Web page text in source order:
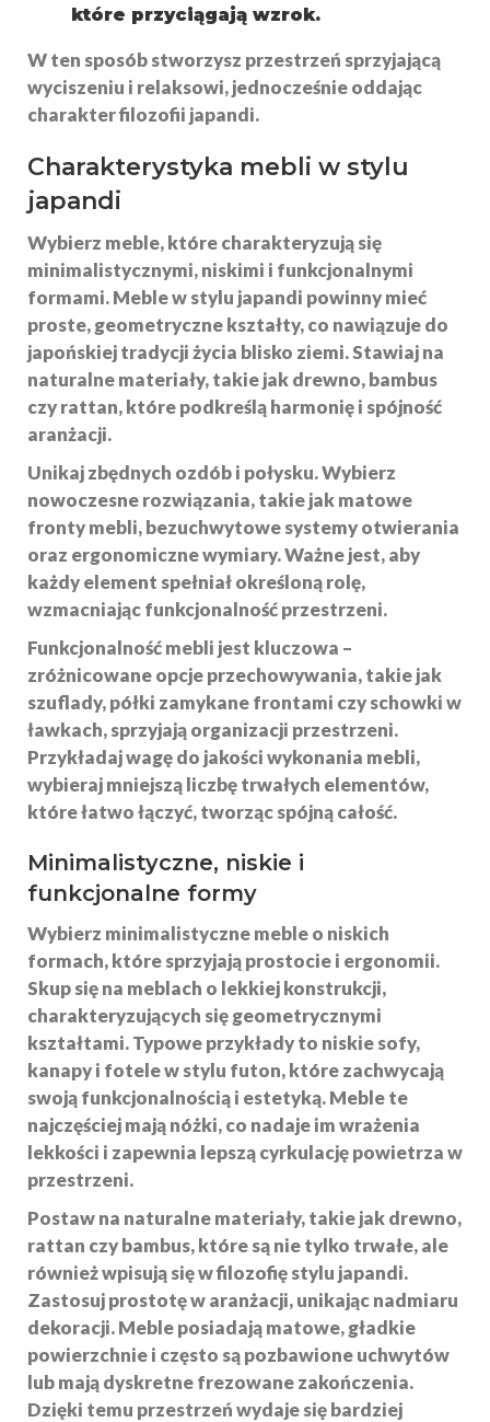
które przyciągają wzrok.
W ten sposób stworzysz przestrzeń sprzyjającą
wyciszeniu i relaksowi, jednocześnie oddając
charakter filozofii japandi.
Charakterystyka mebli w stylu
japandi
Wybierz meble, które charakteryzują się
minimalistycznymi, niskimi i funkcjonalnymi
formami. Meble w stylu japandi powinny mieć
proste, geometryczne kształty, co nawiązuje do
japońskiej tradycji życia blisko ziemi. Stawiaj na
naturalne materiały, takie jakdrewno, bambus
czy rattan, które podkreślą harmonię i spójność
aranżacji.
Unikaj zbędnych ozdób i połysku. Wybierz
nowoczesne rozwiązania, takie jak matowe
fronty mebli, bezuchwytowe systemy otwierania
oraz ergonomiczne wymiary. Ważne jest, aby
każdy element spełniał określoną rolę,
wzmacniając funkcjonalność przestrzeni.
Funkcjonalność mebli jest kluczowa –
zróżnicowane opcje przechowywania, takie jak
szuflady, półki zamykane frontami czy schowki w
ławkach, sprzyjają organizacji przestrzeni.
Przykładaj wagę do jakości wykonania mebli,
wybieraj mniejszą liczbę trwałych elementów,
które łatwo łączyć, tworząc spójną całość.
Minimalistyczne, niskie i
funkcjonalne formy
Wybierz minimalistyczne mebleo niskich
formach, które sprzyjają prostocie i ergonomii.
Skup się na meblach o lekkiej konstrukcji,
charakteryzujących się geometrycznymi
kształtami. Typowe przykłady to niskie sofy,
kanapy i fotele w stylu futon, które zachwycają
swoją funkcjonalnością i estetyką. Meble te
najczęściej mają nóżki, co nadaje im wrażenia
lekkości i zapewnia lepszą cyrkulację powietrza w
przestrzeni.
Postaw na naturalne materiały, takie jak drewno,
rattan czy bambus, które są nie tylko trwałe, ale
również wpisują się w filozofięstylu japandi.
Zastosuj prostotę w aranżacji, unikając nadmiaru
dekoracji. Meble posiadają matowe, gładkie
powierzchnie i często są pozbawione uchwytów
lub mają dyskretne frezowane zakończenia.
Dzięki temu przestrzeń wydaje się bardziej